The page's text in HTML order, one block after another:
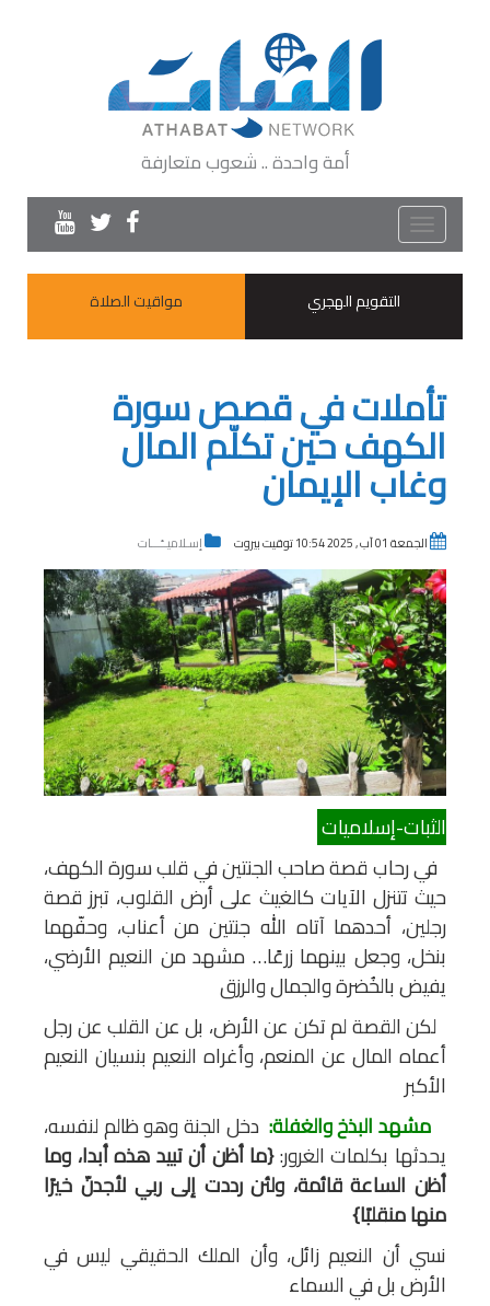
أمة واحدة .. شعوب متعارفة
Toggle
navigation
التقويم الهجري
مواقيت الصلاة
تأملات في قصص سورة
الكهف حين تكلّم المال
وغاب الإيمان
الجمعة 01 آب , 2025 10:54 توقيت بيروت إسـلاميــّـــات
الثبات-إسلاميات
في رحاب قصة صاحب الجنتين في قلب سورة الكهف،
حيث تتنزل الآيات كالغيث على أرض القلوب، تبرز قصة
رجلين، أحدهما آتاه الله جنتين من أعناب، وحفّهما
بنخل، وجعل بينهما زرعًا… مشهد من النعيم الأرضي،
يفيض بالخُضرة والجمال والرزق
لكن القصة لم تكن عن الأرض، بل عن القلب عن رجل
أعماه المال عن المنعم، وأغراه النعيم بنسيان النعيم
الأكبر
مشهد البذخ والغفلة: دخل الجنة وهو ظالم لنفسه،
يحدثها بكلمات الغرور:{ما أظن أن تبيد هذه أبدا، وما
أظن الساعة قائمة، ولئن رددت إلى ربي لأجدنّ خيرًا
منها منقلبًا}
نسي أن النعيم زائل، وأن الملك الحقيقي ليس في
الأرض بل في السماء